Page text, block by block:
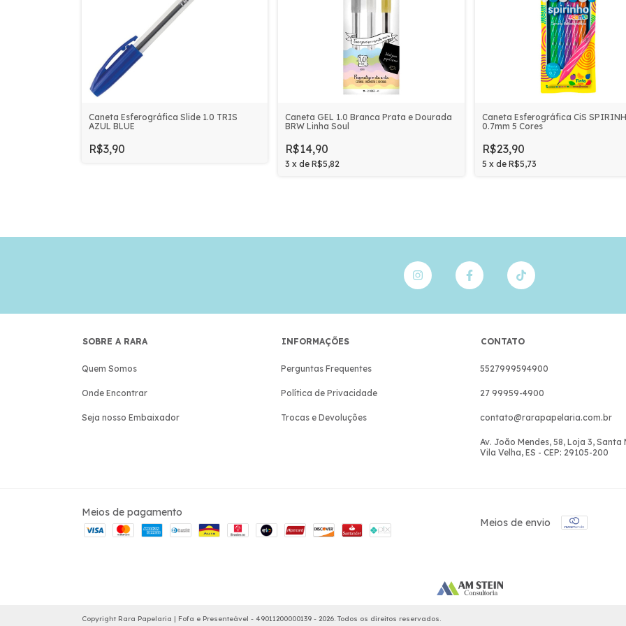
Caneta Esferográfica Slide 1.0 TRIS
AZUL BLUE
R$3,90
Caneta GEL 1.0 Branca Prata e Dourada
BRW Linha Soul
R$14,90
3 xdeR$5,82
Caneta Esferográfica CiS
0.7mm 5 Cores
R$23,90
5 x de R$5,73
SOBRE A RARA
Quem Somos
Onde Encontrar
Seja nosso Embaixador
INFORMAÇÕES
Perguntas Frequentes
Política de Privacidade
Trocas e Devoluções
CONTATO
5527999594900
27 99959-4900
contato@rarapapelaria.com.br
Av. João Mendes, 58, Loja 3, Santa
Vila Velha, ES - CEP: 29105-200
Meios de pagamento
Meios de envio
Copyright Rara Papelaria | Fofa e Presenteável - 49011200000139 - 2026. Todos os direitos reservados.